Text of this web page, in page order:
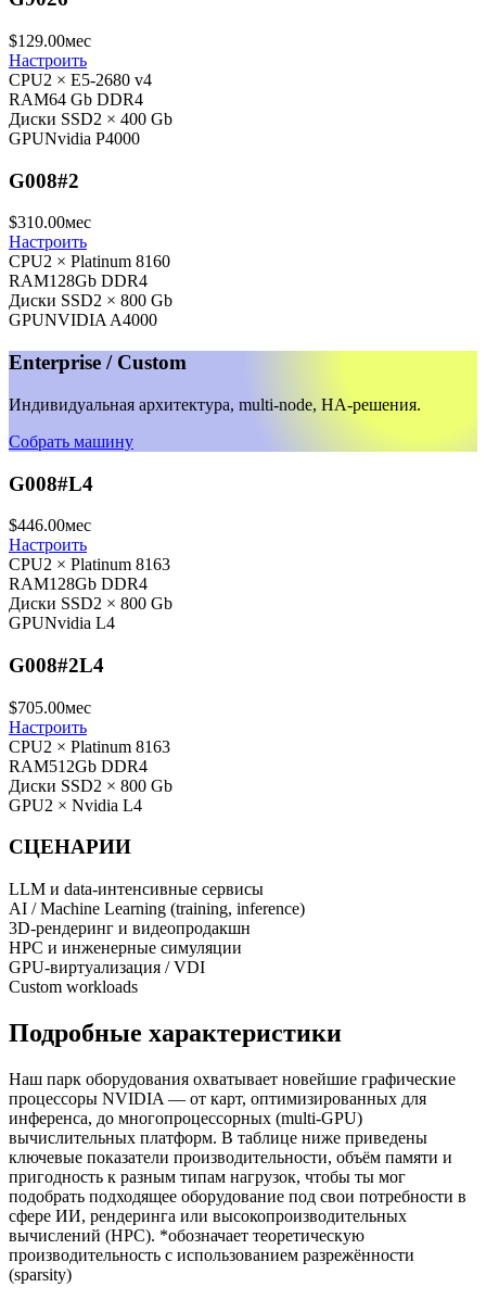
$129.00мес
Настроить
CPU2 × E5-2680 v4
RAM64 Gb DDR4
Диски SSD2 × 400 Gb
GPUNvidia P4000
G008#2
$310.00мес
Настроить
CPU2 × Platinum 8160
RAM128Gb DDR4
Диски SSD2 × 800 Gb
GPUNVIDIA A4000
Enterprise / Custom
Индивидуальная архитектура, multi-node, HA-решения.
Собрать машину
G008#L4
$446.00мес
Настроить
CPU2 × Platinum 8163
RAM128Gb DDR4
Диски SSD2 × 800 Gb
GPUNvidia L4
G008#2L4
$705.00мес
Настроить
CPU2 × Platinum 8163
RAM512Gb DDR4
Диски SSD2 × 800 Gb
GPU2 × Nvidia L4
СЦЕНАРИИ
LLM и data-интенсивные сервисы
AI / Machine Learning (training, inference)
3D-рендеринг и видеопродакшн
HPC и инженерные симуляции
GPU-виртуализация / VDI
Custom workloads
Подробные характеристики
Наш парк оборудования охватывает новейшие графические
процессоры NVIDIA — от карт, оптимизированных для
инференса, до многопроцессорных (multi-GPU)
вычислительных платформ. В таблице ниже приведены
ключевые показатели производительности, объём памяти и
пригодность к разным типам нагрузок, чтобы ты мог
подобрать подходящее оборудование под свои потребности в
сфере ИИ, рендеринга или высокопроизводительных
вычислений (HPC). *обозначает теоретическую
производительность с использованием разрежённости
(sparsity)